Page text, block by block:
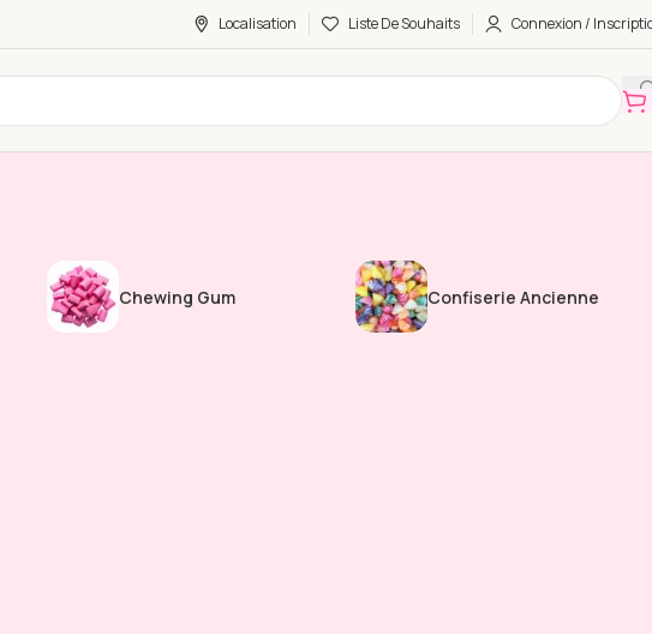
Localisation Liste De Souhaits Connexion /
Chewing Gum Confiserie Ancienne